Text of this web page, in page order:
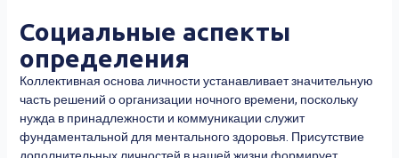
Социальные аспекты
определения
Коллективная основа личности устанавливает значительную
часть решений о организации ночного времени, поскольку
нужда в принадлежности и коммуникации служит
фундаментальной для ментального здоровья. Присутствие